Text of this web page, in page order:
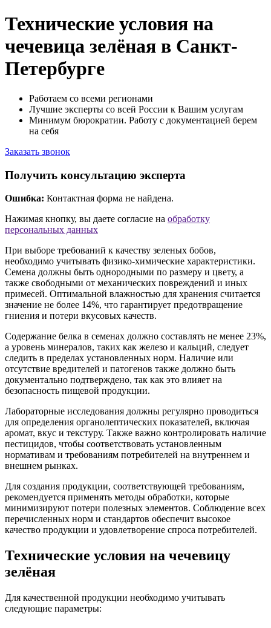
Технические условия на
чечевица зелёная в Санкт-
Петербурге
Работаем со всеми регионами
Лучшие эксперты со всей России к Вашим услугам
Минимум бюрократии. Работу с документацией берем
на себя
Заказать звонок
Получить консультацию эксперта
Ошибка: Контактная форма не найдена.
Нажимая кнопку, вы даете согласие на обработку
персональных данных
При выборе требований к качеству зеленых бобов,
необходимо учитывать физико-химические характеристики.
Семена должны быть однородными по размеру и цвету, а
также свободными от механических повреждений и иных
примесей. Оптимальной влажностью для хранения считается
значение не более 14%, что гарантирует предотвращение
гниения и потери вкусовых качеств.
Содержание белка в семенах должно составлять не менее 23%,
а уровень минералов, таких как железо и кальций, следует
следить в пределах установленных норм. Наличие или
отсутствие вредителей и патогенов также должно быть
документально подтверждено, так как это влияет на
безопасность пищевой продукции.
Лабораторные исследования должны регулярно проводиться
для определения органолептических показателей, включая
аромат, вкус и текстуру. Также важно контролировать наличие
пестицидов, чтобы соответствовать установленным
нормативам и требованиям потребителей на внутреннем и
внешнем рынках.
Для создания продукции, соответствующей требованиям,
рекомендуется применять методы обработки, которые
минимизируют потери полезных элементов. Соблюдение всех
перечисленных норм и стандартов обеспечит высокое
качество продукции и удовлетворение спроса потребителей.
Технические условия на чечевицу
зелёная
Для качественной продукции необходимо учитывать
следующие параметры: